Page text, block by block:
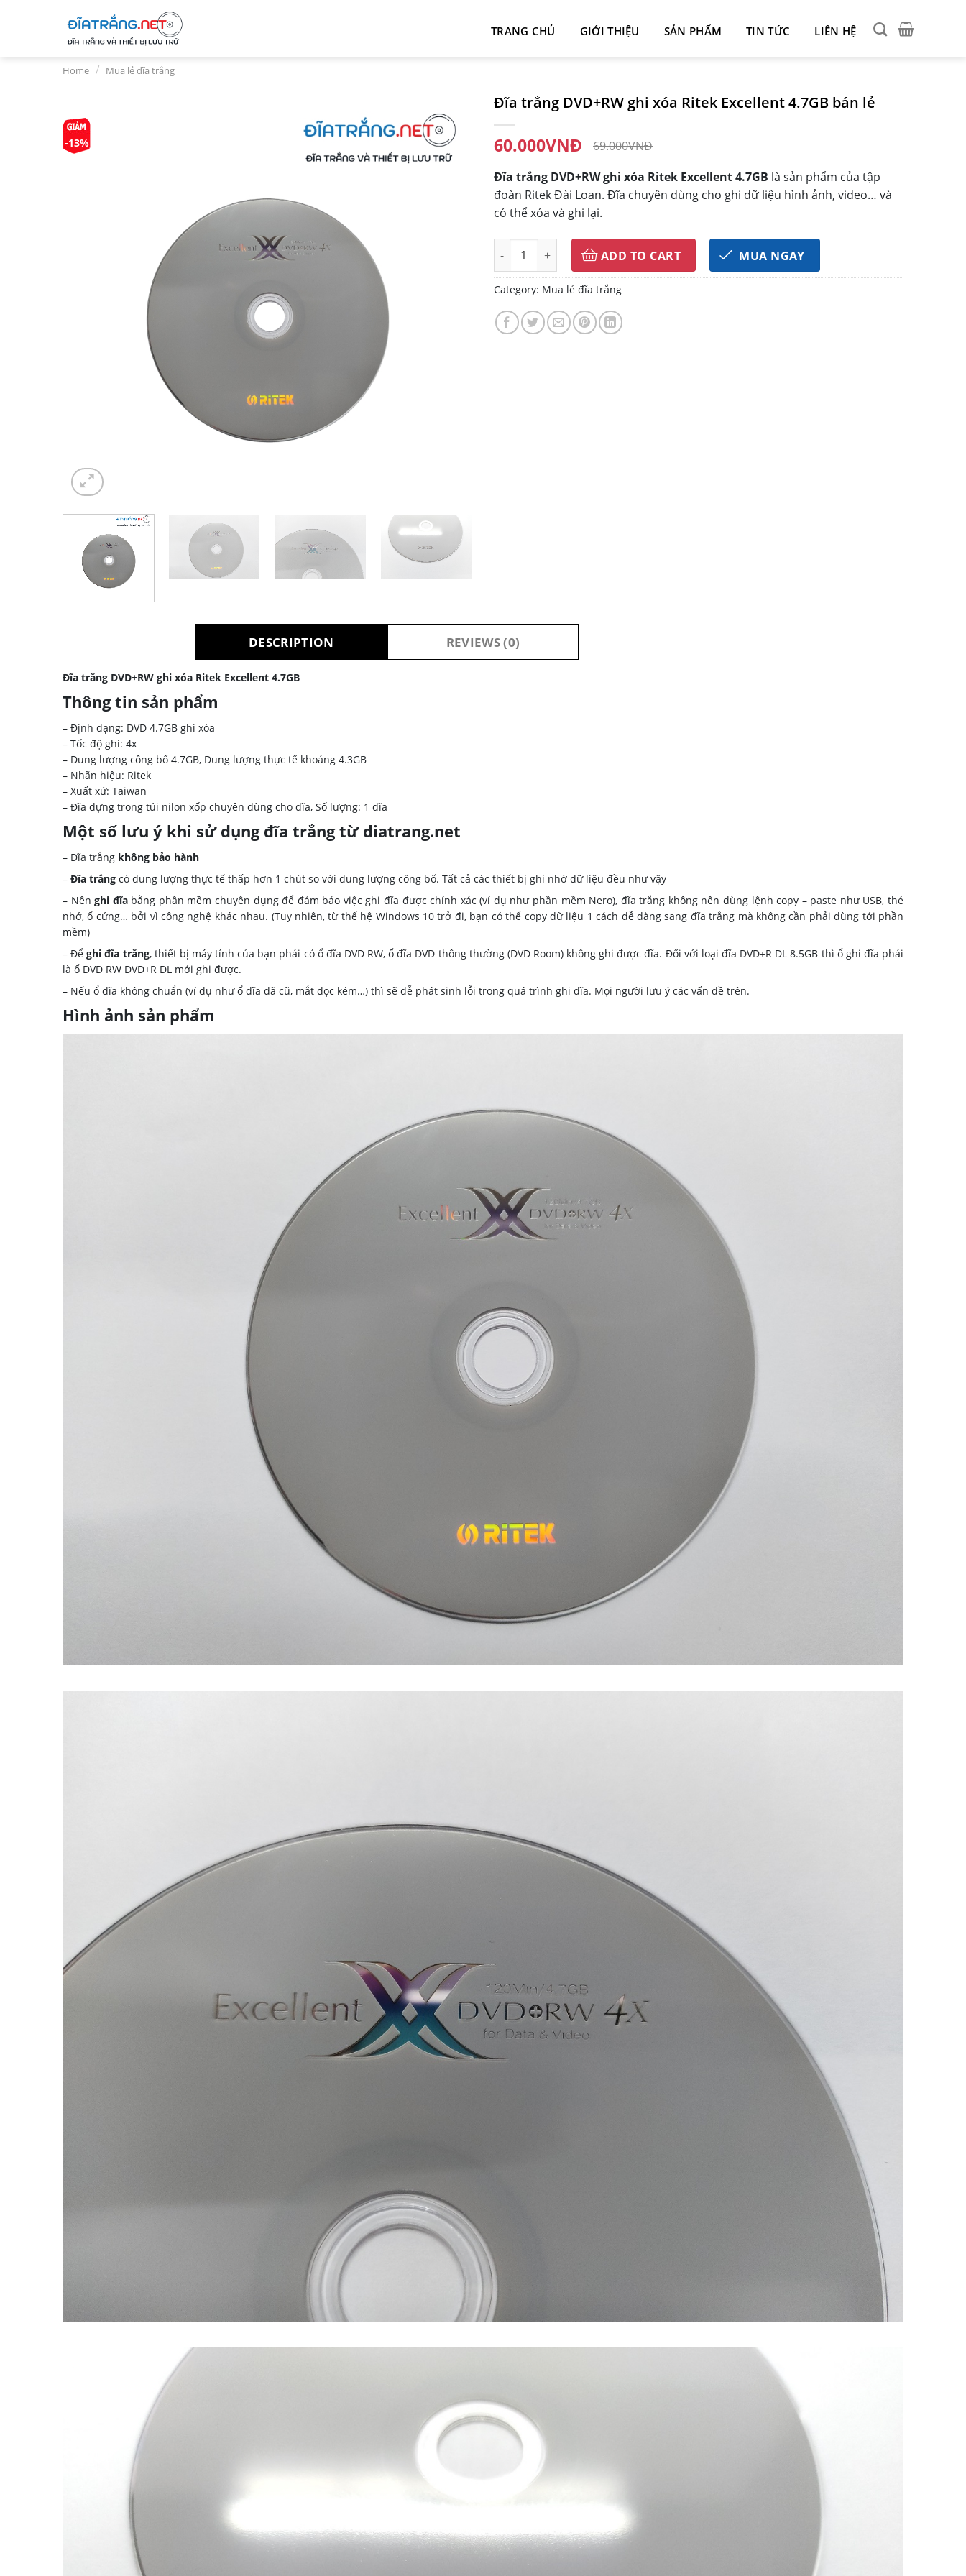
TRANG CHỦ GIỚI THIỆU SẢN PHẨM TIN TỨC LIÊN HỆ
Home / Mua lẻ đĩa trắng
-13%
Đĩa trắng DVD+RW ghi xóa Ritek Excellent 4.7GB bán lẻ
69.000VNĐ
60.000VNĐ
Đĩa trắng DVD+RW ghi xóa Ritek Excellent 4.7GB là sản phẩm của tập
đoàn Ritek Đài Loan. Đĩa chuyên dùng cho ghi dữ liệu hình ảnh, video… và
có thể xóa và ghi lại.
Đĩa trắng DVD+RW ghi xóa Ritek Excellent 4.7GB bán lẻ quantity
ADD TO CART MUA NGAY
Category: Mua lẻ đĩa trắng
DESCRIPTION REVIEWS (0)
Đĩa trắng DVD+RW ghi xóa Ritek Excellent 4.7GB
Thông tin sản phẩm
– Định dạng: DVD 4.7GB ghi xóa
– Tốc độ ghi: 4x
– Dung lượng công bố 4.7GB, Dung lượng thực tế khoảng 4.3GB
– Nhãn hiệu: Ritek
– Xuất xứ: Taiwan
– Đĩa đựng trong túi nilon xốp chuyên dùng cho đĩa, Số lượng: 1 đĩa
Một số lưu ý khi sử dụng đĩa trắng từ diatrang.net
– Đĩa trắng không bảo hành
– Đĩa trắng có dung lượng thực tế thấp hơn 1 chút so với dung lượng công bố. Tất cả các thiết bị ghi nhớ dữ liệu đều như vậy
– Nênghi đĩabằng phần mềm chuyên dụng để đảm bảo việc ghi đĩa được chính xác (ví dụ như phần mềm Nero), đĩa trắng không nên dùng lệnh copy – paste như USB, thẻ
nhớ, ổ cứng… bởi vì công nghệ khác nhau. (Tuy nhiên, từ thế hệ Windows 10 trở đi, bạn có thể copy dữ liệu 1 cách dễ dàng sang đĩa trắng mà không cần phải dùng tới phần
mềm)
– Đểghi đĩa trắng, thiết bị máy tính của bạn phải có ổ đĩa DVD RW, ổ đĩa DVD thông thường (DVD Room) không ghi được đĩa. Đối với loại đĩa DVD+R DL 8.5GB thì ổ ghi đĩa phải
là ổ DVD RW DVD+R DL mới ghi được.
– Nếu ổ đĩa không chuẩn (ví dụ như ổ đĩa đã cũ, mắt đọc kém…) thì sẽ dễ phát sinh lỗi trong quá trình ghi đĩa. Mọi người lưu ý các vấn đề trên.
Hình ảnh sản phẩm